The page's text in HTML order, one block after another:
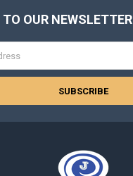
OUR NEWSLETTER